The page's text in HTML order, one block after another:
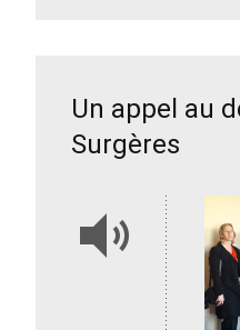
Un appel au
Surgères